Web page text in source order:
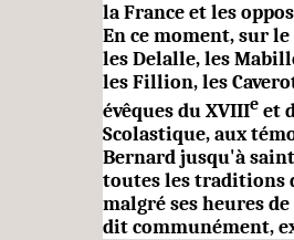
la France et les
En ce moment, sur
les Delalle, les
les Fillion, les
évêques du XVIIIe et
Scolastique, aux
Bernard jusqu'à
toutes les traditions
malgré ses heures
dit communément,